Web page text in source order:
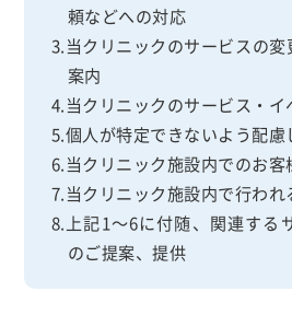
頼などへの対応
3.当クリニックのサービスの
案内
4.当クリニックのサービス・
5.個人が特定できないよう配
6.当クリニック施設内でのお
7.当クリニック施設内で行わ
8.上記1～6に付随、関連する
のご提案、提供